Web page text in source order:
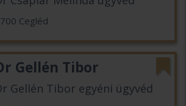
Cegléd
Gellén Tibor
Gellén Tibor egyéni ügyvéd